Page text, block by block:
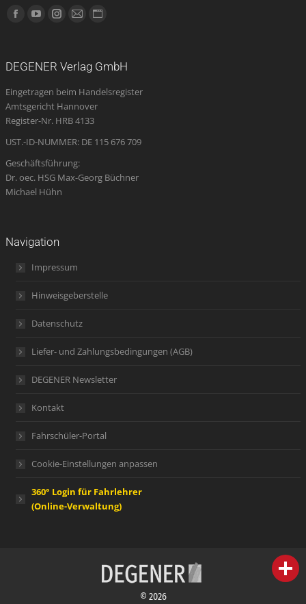
Finden Sie uns auf:
Facebook
new
window
YouTube
new
window
Instagram
new
window
E-
opens
in
new
Website
new
DEGENER Verlag GmbH
Eingetragen beim Handelsregister
Amtsgericht Hannover
Register-Nr. HRB 4133
UST.-ID-NUMMER: DE 115 676 709
Geschäftsführung:
Dr. oec. HSG Max-Georg Büchner
Michael Hühn
Navigation
Impressum
Hinweisgeberstelle
Datenschutz
Liefer- und Zahlungsbedingungen (AGB)
DEGENER Newsletter
Kontakt
Fahrschüler-Portal
Cookie-Einstellungen anpassen
360° Login für Fahrlehrer
(Online-Verwaltung)
© 2026
person IHR FACHBERATER
campaign